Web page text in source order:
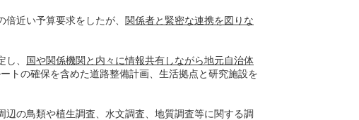
近い予算要求をしたが、 関係者と緊密な連携を図りな
、
国や関係機関と内々に情報共有しながら地元自治体
トの確保を含めた道路整備計画、生活拠点と研究施設を
辺の鳥類や植生調査、水文調査、地質調査等に関する調